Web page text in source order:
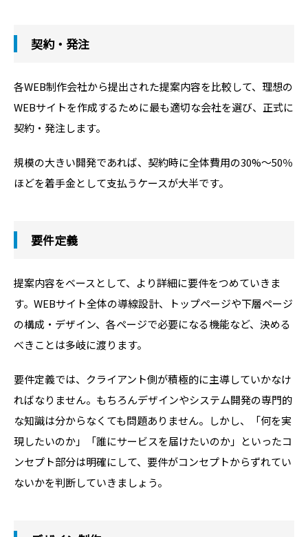
契約・発注
各WEB制作会社から提出された提案内容を比較して、理想の
WEBサイトを作成するために最も適切な会社を選び、正式に
契約・発注します。
規模の大きい開発であれば、契約時に全体費用の30%～50％
ほどを着手金として支払うケースが大半です。
要件定義
提案内容をベースとして、より詳細に要件をつめていきま
す。WEBサイト全体の導線設計、トップページや下層ページ
の構成・デザイン、各ページで必要になる機能など、決める
べきことは多岐に渡ります。
要件定義では、クライアント側が積極的に主導していかなけ
ればなりません。もちろんデザインやシステム開発の専門的
な知識は分からなくても問題ありません。しかし、「何を実
現したいのか」「誰にサービスを届けたいのか」といったコ
ンセプト部分は明確にして、要件がコンセプトからずれてい
ないかを判断していきましょう。